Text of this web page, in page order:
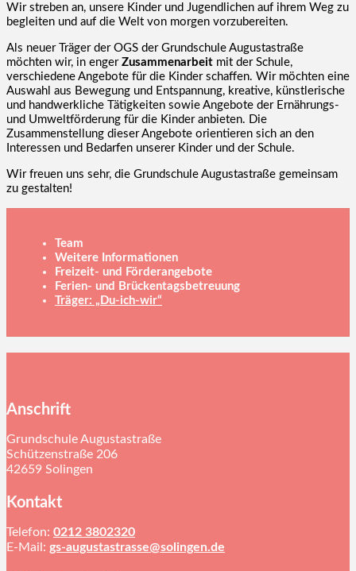
Wir streben an, unsere Kinder und Jugendlichen auf ihrem Weg zu
begleiten und auf die Welt von morgen vorzubereiten.
Als neuer Träger der OGS der Grundschule Augustastraße
möchten wir, in enger Zusammenarbeit mit der Schule,
verschiedene Angebote für die Kinder schaffen. Wir möchten eine
Auswahl aus Bewegung und Entspannung, kreative, künstlerische
und handwerkliche Tätigkeiten sowie Angebote der Ernährungs-
und Umweltförderung für die Kinder anbieten. Die
Zusammenstellung dieser Angebote orientieren sich an den
Interessen und Bedarfen unserer Kinder und der Schule.
Wir freuen uns sehr, die Grundschule Augustastraße gemeinsam
zu gestalten!
Team
Weitere Informationen
Freizeit- und Förderangebote
Ferien- und Brückentagsbetreuung
Träger: „Du-ich-wir“
Anschrift
Grundschule Augustastraße
Schützenstraße 206
42659 Solingen
Kontakt
Telefon: 0212 3802320
E-Mail: gs-augustastrasse@solingen.de